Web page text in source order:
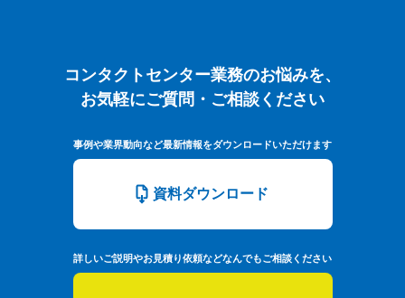
コンタクトセンター業務のお悩みを、お気軽
コンタクトセンター業務のお悩みを、
お気軽にご質問・ご相談ください
事例や業界動向など最新情報をダウンロードいただけます
資料ダウンロード
詳しいご説明やお見積り依頼などなんでもご相談ください